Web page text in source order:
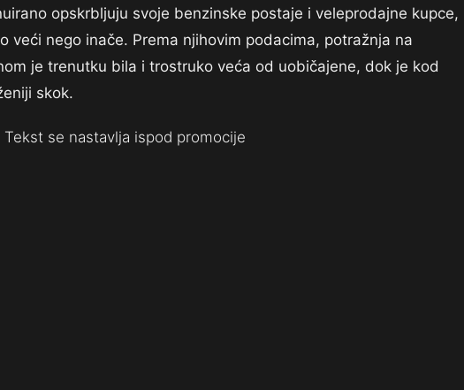
opskrbljuju svoje benzinske postaje i veleprodajne kupce,
veći nego inače. Prema njihovim podacima, potražnja na
je trenutku bila i trostruko veća od uobičajene, dok je kod
skok.
Tekst se nastavlja ispod promocije